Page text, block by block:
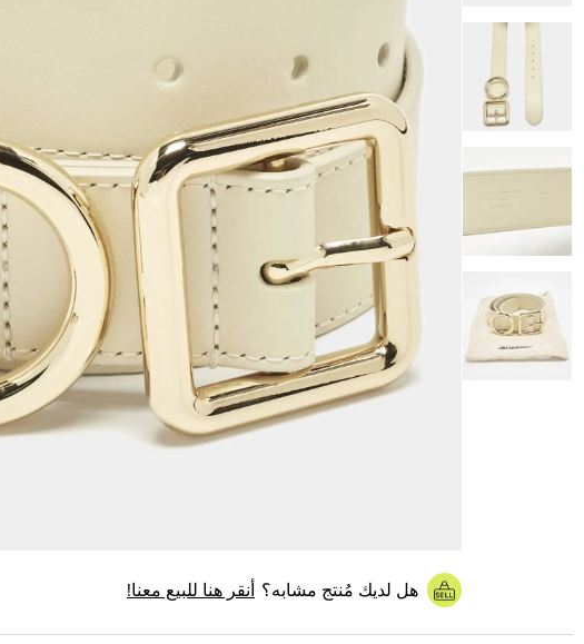
هل لديك مُنتج مشابه؟ أنقر هنا للبيع معنا!